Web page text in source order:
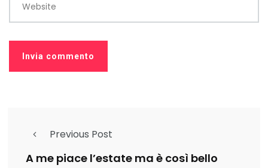
Website
Previous Post
A me piace l’estate ma è così bello